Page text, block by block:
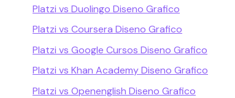
Platzi vs Duolingo Diseno Grafico
Platzi vs Coursera Diseno Grafico
Platzi vs Google Cursos Diseno Grafico
Platzi vs Khan Academy Diseno Grafico
Platzi vs Openenglish Diseno Grafico